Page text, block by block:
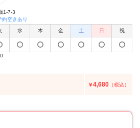
1-7-3
約空きあり
水 木 金 土 日 祝
￥4,680 （税込）